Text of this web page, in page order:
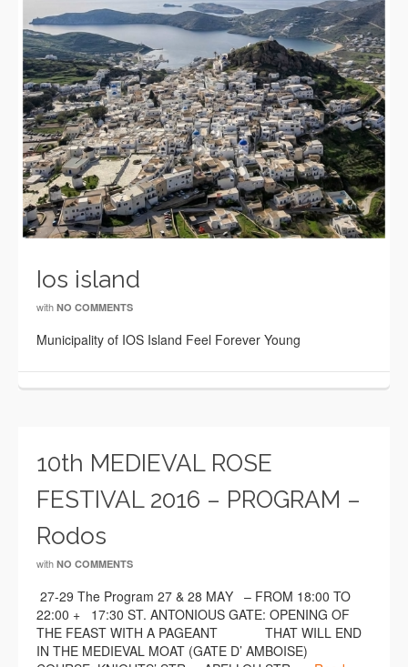
Ios island
with NO COMMENTS
Municipality of IOS Island Feel Forever Young
10th MEDIEVAL ROSE
FESTIVAL 2016 – PROGRAM –
Rodos
with NO COMMENTS
27-29 The Program 27 & 28 ΜΑΥ – FROM 18:00 TO
22:00 + 17:30 ST. ANTONIOUS GATE: OPENING OF
THE FEAST WITH A PAGEANT THAT WILL END
IN THE MEDIEVAL MOAT (GATE D’ AMBOISE)